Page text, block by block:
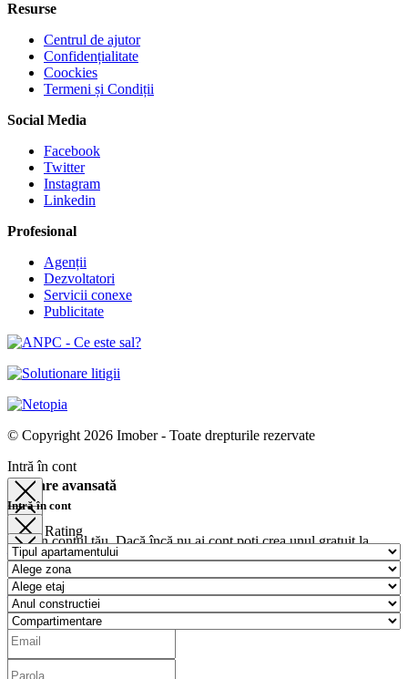
Resurse
Centrul de ajutor
Confidențialitate
Coockies
Termeni și Condiții
Social Media
Facebook
Twitter
Instagram
Linkedin
Profesional
Agenții
Dezvoltatori
Servicii conexe
Publicitate
© Copyright 2026 Imober - Toate drepturile rezervate
Intră în cont
Intră în contul tău. Dacă încă nu ai cont poți crea unul gratuit la
înregistrează-te
LOGIN
Căutare avansată
Rating
Data actualizarii (descrescator)
Pret crescator
Pret descrescator
Camere crescator
Camere descrescator
Zona descrescator
Intră în cont
Intră în contul tău. Dacă încă nu ai cont poți crea unul gratuit la
înregistrează-te